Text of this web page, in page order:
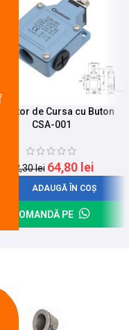
de Cursa cu Buton
CSA-001
82,30lei 64,80 lei
ADAUGĂ ÎN COȘ
COMANDĂ PE